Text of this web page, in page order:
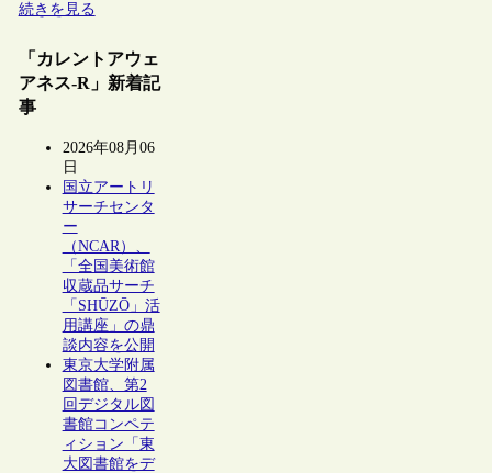
続きを見る
「カレントアウェ
アネス-R」新着記
事
2026年08月06
日
国立アートリ
サーチセンタ
ー
（NCAR）、
「全国美術館
収蔵品サーチ
「SHŪZŌ」活
用講座」の鼎
談内容を公開
東京大学附属
図書館、第2
回デジタル図
書館コンペテ
ィション「東
大図書館をデ